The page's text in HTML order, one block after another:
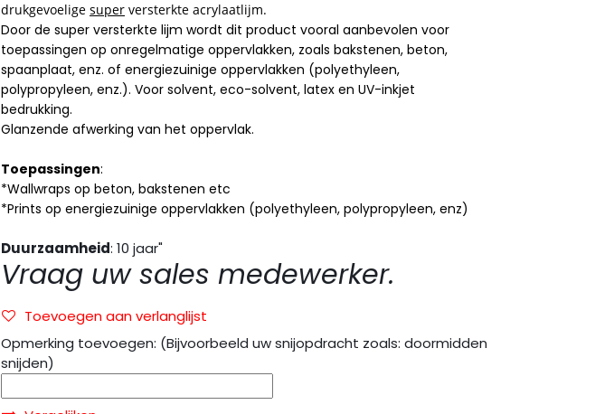
drukgevoelige super versterkte acrylaatlijm.
Door de super versterkte lijm wordt dit product vooral aanbevolen voor
toepassingen op onregelmatige oppervlakken, zoals bakstenen, beton,
spaanplaat, enz. of energiezuinige oppervlakken (polyethyleen,
polypropyleen, enz.). Voor solvent, eco-solvent, latex en UV-inkjet
bedrukking.
Glanzende afwerking van het oppervlak.
Toepassingen:
*Wallwraps op beton, bakstenen etc
*Prints op energiezuinige oppervlakken (polyethyleen, polypropyleen, enz)
Duurzaamheid: 10 jaar"
Vraag uw sales medewerker.
Toevoegen aan verlanglijst
Opmerking toevoegen: (Bijvoorbeeld uw snijopdracht zoals: doormidden
snijden)